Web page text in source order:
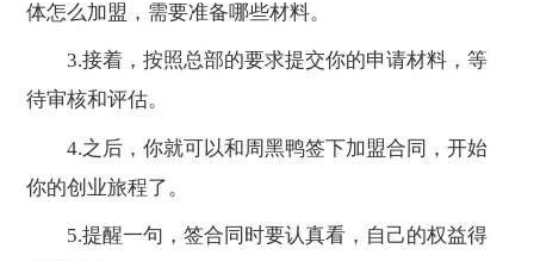
体怎么加盟，需要准备哪些材料。
3.接着，按照总部的要求提交你的申请材料，等
待审核和评估。
4.之后，你就可以和周黑鸭签下加盟合同，开始
你的创业旅程了。
5.提醒一句，签合同时要认真看，自己的权益得